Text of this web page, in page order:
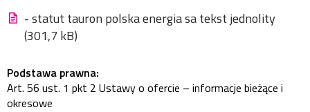
- statut tauron polska energia sa tekst jednolity
(301,7 kB)
Podstawa prawna:
Art. 56 ust. 1 pkt 2 Ustawy o ofercie – informacje bieżące i
okresowe